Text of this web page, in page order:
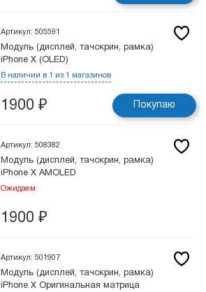
Артикул: 505591
Модуль (дисплей, тачскрин, рамка)
iPhone X (OLED)
В наличии в 1 из 1 магазинов
1900 ₽ Покупаю
Артикул: 508382
Модуль (дисплей, тачскрин, рамка)
iPhone X AMOLED
Ожидаем
1900 ₽
Артикул: 501907
Модуль (дисплей, тачскрин, рамка)
iPhone X Оригинальная матрица